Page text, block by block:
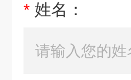
* 姓名：